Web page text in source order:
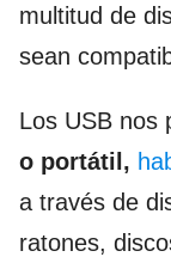
multitud de
sean
Los USB nos
o portátil,
a través de
ratones,